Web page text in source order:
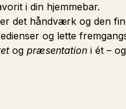
i din hjemmebar.
det håndværk og den
og lette
ogpræsentation i ét –